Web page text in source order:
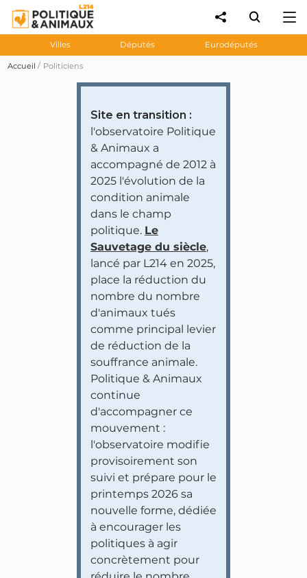
Villes Députés Eurodéputés
Accueil Politiciens
Site en transition :
l'observatoire Politique
& Animaux a
accompagné de 2012 à
2025 l'évolution de la
condition animale
dans le champ
politique. Le
Sauvetage du siècle,
lancé par L214 en 2025,
place la réduction du
nombre du nombre
d'animaux tués
comme principal levier
de réduction de la
souffrance animale.
Politique & Animaux
continue
d'accompagner ce
mouvement :
l'observatoire modifie
provisoirement son
suivi et prépare pour le
printemps 2026 sa
nouvelle forme, dédiée
à encourager les
politiques à agir
concrètement pour